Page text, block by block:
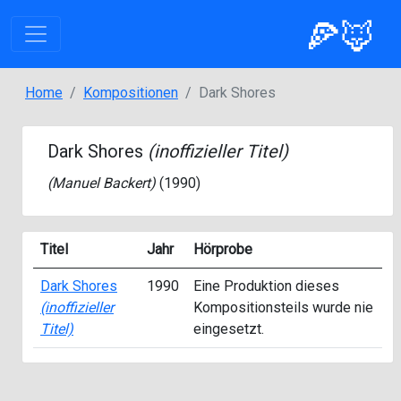
🍕🦊
Home Kompositionen Dark Shores
Dark Shores (inoffizieller Titel)
(Manuel Backert) (1990)
Titel Jahr Hörprobe
Dark Shores
(inoffizieller
Titel)
1990
Eine Produktion dieses
Kompositionsteils wurde nie
eingesetzt.